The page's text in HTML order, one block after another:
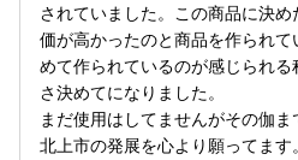
されていました。この商品に決
価が高かったのと商品を作られ
めて作られているのが感じられ
さ決めてになりました。
まだ使用はしてませんがその伽ま
北上市の発展を心より願ってます。